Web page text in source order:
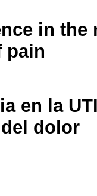
in the
pain
en la
dolor